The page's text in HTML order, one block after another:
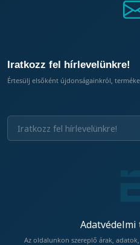
Iratkozz fel hírlevelünkre!
Értesülj elsőként újdonságainkról,
Az oldalunkon szereplő árak,